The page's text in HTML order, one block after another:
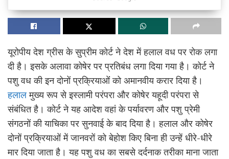
यूरोपीय देश ग्रीस के सुप्रीम कोर्ट ने देश में हलाल वध पर रोक लगा
दी है। इसके अलावा कोषेर पर प्रतिबंध लगा दिया गया है। कोर्ट ने
पशु वध की इन दोनों प्रक्रियाओंं को अमानवीय करार दिया है।
हलालमुख्य रूप से इस्लामी परंपरा और कोषेर यहूदी परंपरा से
संबंधित है। कोर्ट ने यह आदेश वहां के पर्यावरण और पशु प्रेमी
संगठनों की याचिका पर सुनवाई के बाद दिया है। हलाल और कोषेर
दोनों प्रक्रियाओं में जानवरों को बेहोश किए बिना ही उन्हें धीरे-धीरे
मार दिया जाता है। यह पशु वध का सबसे दर्दनाक तरीका माना जाता